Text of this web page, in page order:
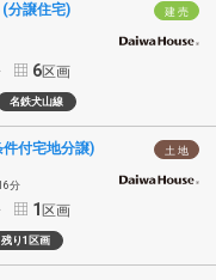
建 売
分譲住宅)
6区画
名鉄犬山線
土 地
付宅地分譲)
分
1 区画
残り1区画